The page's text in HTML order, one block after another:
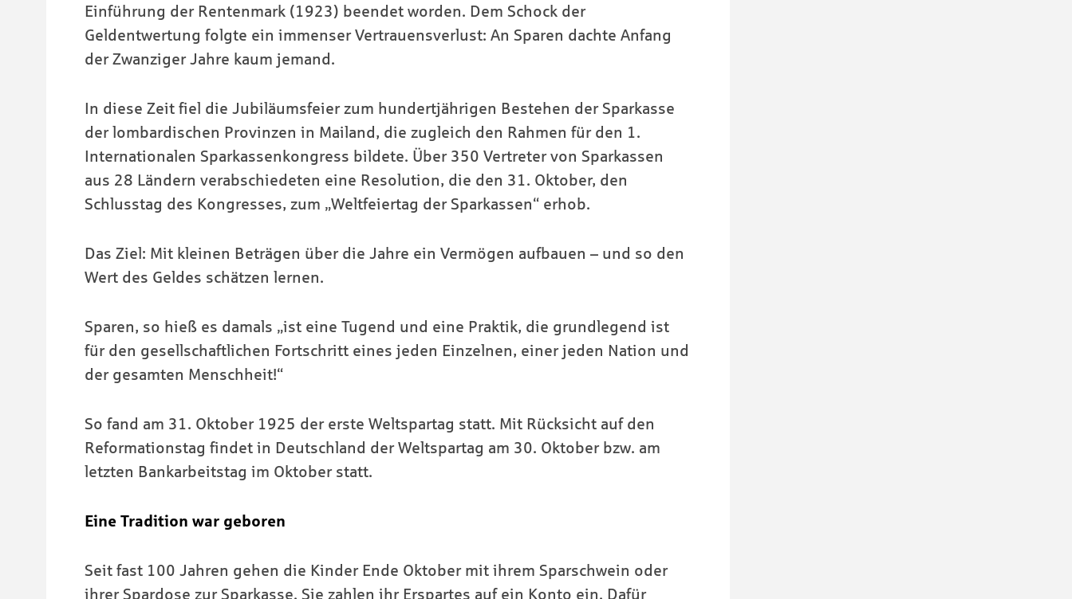
Einführung der Rentenmark (1923) beendet worden. Dem Schock der
Geldentwertung folgte ein immenser Vertrauensverlust: An Sparen dachte Anfang
der Zwanziger Jahre kaum jemand.
In diese Zeit fiel die Jubiläumsfeier zum hundertjährigen Bestehen der Sparkasse
der lombardischen Provinzen in Mailand, die zugleich den Rahmen für den 1.
Internationalen Sparkassenkongress bildete. Über 350 Vertreter von Sparkassen
aus 28 Ländern verabschiedeten eine Resolution, die den 31. Oktober, den
Schlusstag des Kongresses, zum „Weltfeiertag der Sparkassen“ erhob.
Das Ziel: Mit kleinen Beträgen über die Jahre ein Vermögen aufbauen – und so den
Wert des Geldes schätzen lernen.
Sparen, so hieß es damals „ist eine Tugend und eine Praktik, die grundlegend ist
für den gesellschaftlichen Fortschritt eines jeden Einzelnen, einer jeden Nation und
der gesamten Menschheit!“
So fand am 31. Oktober 1925 der erste Weltspartag statt. Mit Rücksicht auf den
Reformationstag findet in Deutschland der Weltspartag am 30. Oktober bzw. am
letzten Bankarbeitstag im Oktober statt.
Eine Tradition war geboren
Seit fast 100 Jahren gehen die Kinder Ende Oktober mit ihrem Sparschwein oder
ihrer Spardose zur Sparkasse. Sie zahlen ihr Erspartes auf ein Konto ein. Dafür